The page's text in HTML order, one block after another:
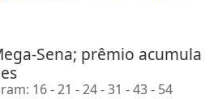
Sena; prêmio acumula
16 - 21 - 24 - 31 - 43 - 54